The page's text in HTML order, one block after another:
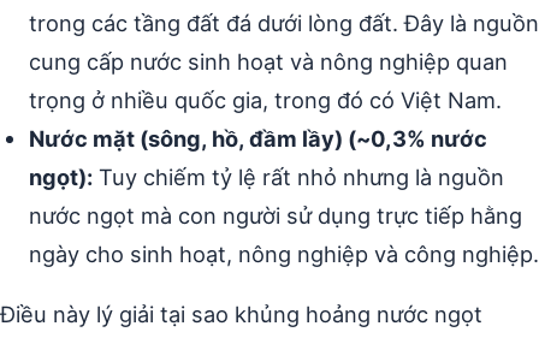
trong các tầng đất đá dưới lòng đất. Đây là nguồn
cung cấp nước sinh hoạt và nông nghiệp quan
trọng ở nhiều quốc gia, trong đó có Việt Nam.
Nước mặt (sông, hồ, đầm lầy) (~0,3% nước
ngọt): Tuy chiếm tỷ lệ rất nhỏ nhưng là nguồn
nước ngọt mà con người sử dụng trực tiếp hằng
ngày cho sinh hoạt, nông nghiệp và công nghiệp.
Điều này lý giải tại sao khủng hoảng nước ngọt